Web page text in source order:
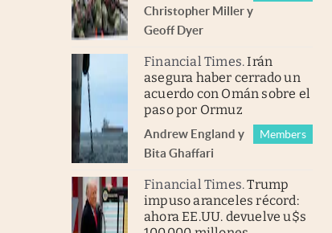
Christopher Millery
Geoff Dyer
Financial Times.Irán
asegura haber cerrado un
acuerdo con Omán sobre el
paso por Ormuz
Andrew England y
Bita Ghaffari
Members
Financial Times.Trump
impuso aranceles récord:
ahora EE.UU. devuelve u$s